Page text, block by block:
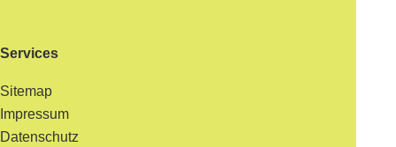
Services
Sitemap
Impressum
Datenschutz